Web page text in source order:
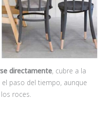
directamente, cubre a la
paso del tiempo, aunque
roces.